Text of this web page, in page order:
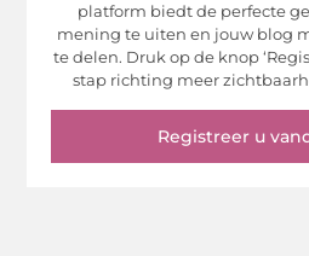
platform biedt de perfecte
mening te uiten en jouw blog
te delen. Druk op de knop
stap richting meer
Registreer u